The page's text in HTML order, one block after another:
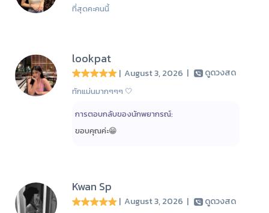
ที่สุดคะคนนี้
lookpat
| August 3, 2026 | ดูดวงสด
ทักแม่นมากๆๆๆ 🤍
การตอบกลับของนักพยากรณ์:
ขอบคุณค่ะ😁
Kwan Sp
| August 3, 2026 | ดูดวงสด